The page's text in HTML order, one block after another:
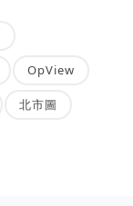
OpView
北市圖